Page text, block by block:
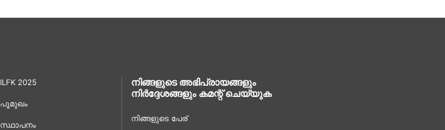
ILFK 2025
പൂമുഖം
സ്ഥാപനം
നിങ്ങളുടെ അഭിപ്രായങ്ങളും
നിർദ്ദേശങ്ങളും കമന്റ് ചെയ്യുക
നിങ്ങളുടെ പേര്